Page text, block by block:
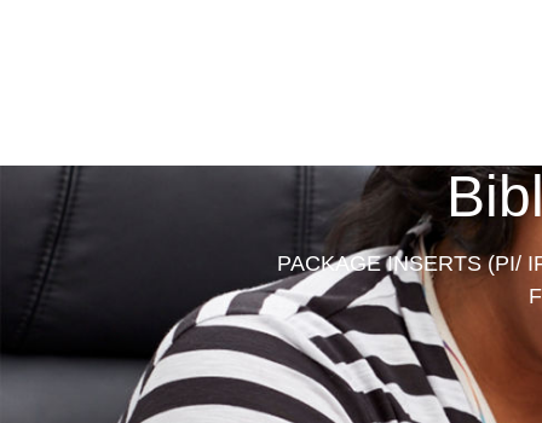
PACKAGE INSERTS (PI/